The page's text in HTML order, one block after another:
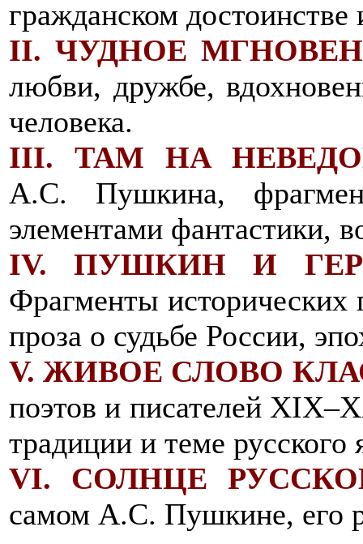
гражданском достоинстве
II. ЧУДНОЕ
любви, дружбе,
человека.
III. ТАМ НА
А.С. Пушкина,
элементами фантастики,
IV. ПУШКИН И
Фрагменты
проза о судьбе России,
V. ЖИВОЕ СЛОВО
поэтов и писателей
традиции и теме русского
VI. СОЛНЦЕ
самом А.С. Пушкине, его